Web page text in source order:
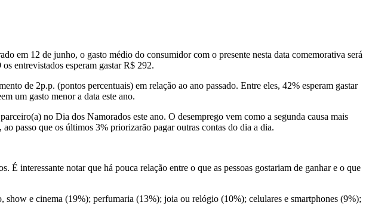
em 12 de junho, o gasto médio do consumidor com o presente nesta data comemorativa será
entrevistados esperam gastar R$ 292.
de 2p.p. (pontos percentuais) em relação ao ano passado. Entre eles, 42% esperam gastar
um gasto menor a data este ano.
no Dia dos Namorados este ano. O desemprego vem como a segunda causa mais
passo que os últimos 3% priorizarão pagar outras contas do dia a dia.
interessante notar que há pouca relação entre o que as pessoas gostariam de ganhar e o que
e cinema (19%); perfumaria (13%); joia ou relógio (10%); celulares e smartphones (9%);